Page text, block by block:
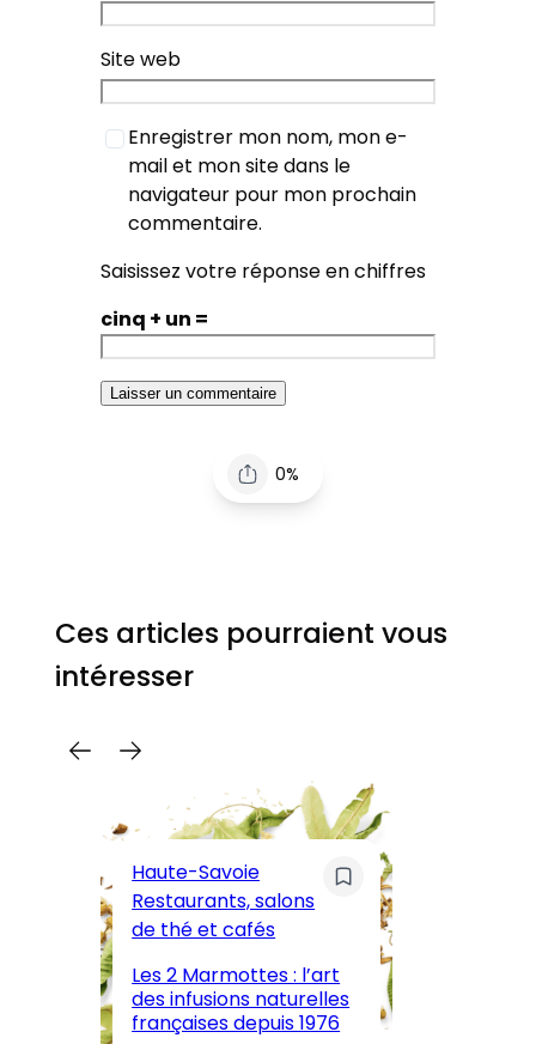
Site web
Enregistrer mon nom, mon e-
mail et mon site dans le
navigateur pour mon prochain
commentaire.
Saisissez votre réponse en chiffres
cinq + un =
0%
Ces articles pourraient vous
intéresser
Haute-Savoie
Restaurants, salons
de thé et cafés
Les 2 Marmottes : l’art
des infusions naturelles
françaises depuis 1976